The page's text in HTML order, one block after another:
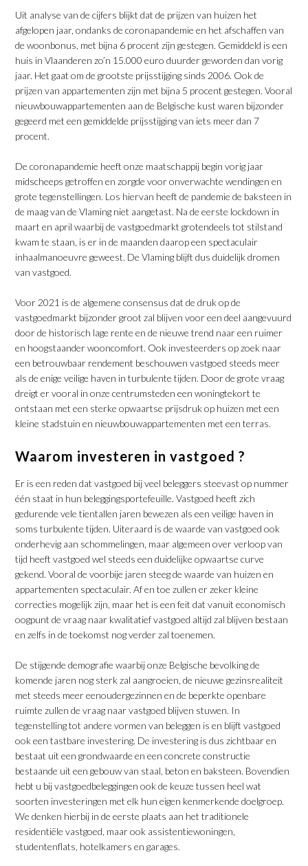
Uit analyse van de cijfers blijkt dat de prijzen van huizen het
afgelopen jaar, ondanks de coronapandemie en het afschaffen van
de woonbonus, met bijna 6 procent zijn gestegen. Gemiddeld is een
huis in Vlaanderen zo’n 15.000 euro duurder geworden dan vorig
jaar. Het gaat om de grootste prijsstijging sinds 2006. Ook de
prijzen van appartementen zijn met bijna 5 procent gestegen. Vooral
nieuwbouwappartementen aan de Belgische kust waren bijzonder
gegeerd met een gemiddelde prijsstijging van iets meer dan 7
procent.
De coronapandemie heeft onze maatschappij begin vorig jaar
midscheeps getroffen en zorgde voor onverwachte wendingen en
grote tegenstellingen. Los hiervan heeft de pandemie de baksteen in
de maag van de Vlaming niet aangetast. Na de eerste lockdown in
maart en april waarbij de vastgoedmarkt grotendeels tot stilstand
kwam te staan, is er in de maanden daarop een spectaculair
inhaalmanoeuvre geweest. De Vlaming blijft dus duidelijk dromen
van vastgoed.
Voor 2021 is de algemene consensus dat de druk op de
vastgoedmarkt bijzonder groot zal blijven voor een deel aangevuurd
door de historisch lage rente en de nieuwe trend naar een ruimer
en hoogstaander wooncomfort. Ook investeerders op zoek naar
een betrouwbaar rendement beschouwen vastgoed steeds meer
als de enige veilige haven in turbulente tijden. Door de grote vraag
dreigt er vooral in onze centrumsteden een woningtekort te
ontstaan met een sterke opwaartse prijsdruk op huizen met een
kleine stadstuin en nieuwbouwappartementen met een terras.
Waarom investeren in vastgoed ?
Er is een reden dat vastgoed bij veel beleggers steevast op nummer
één staat in hun beleggingsportefeuille. Vastgoed heeft zich
gedurende vele tientallen jaren bewezen als een veilige haven in
soms turbulente tijden. Uiteraard is de waarde van vastgoed ook
onderhevig aan schommelingen, maar algemeen over verloop van
tijd heeft vastgoed wel steeds een duidelijke opwaartse curve
gekend. Vooral de voorbije jaren steeg de waarde van huizen en
appartementen spectaculair. Af en toe zullen er zeker kleine
correcties mogelijk zijn, maar het is een feit dat vanuit economisch
oogpunt de vraag naar kwalitatief vastgoed altijd zal blijven bestaan
en zelfs in de toekomst nog verder zal toenemen.
De stijgende demografie waarbij onze Belgische bevolking de
komende jaren nog sterk zal aangroeien, de nieuwe gezinsrealiteit
met steeds meer eenoudergezinnen en de beperkte openbare
ruimte zullen de vraag naar vastgoed blijven stuwen. In
tegenstelling tot andere vormen van beleggen is en blijft vastgoed
ook een tastbare investering. De investering is dus zichtbaar en
bestaat uit een grondwaarde en een concrete constructie
bestaande uit een gebouw van staal, beton en baksteen. Bovendien
hebt u bij vastgoedbeleggingen ook de keuze tussen heel wat
soorten investeringen met elk hun eigen kenmerkende doelgroep.
We denken hierbij in de eerste plaats aan het traditionele
residentiële vastgoed, maar ook assistentiewoningen,
studentenflats, hotelkamers en garages.